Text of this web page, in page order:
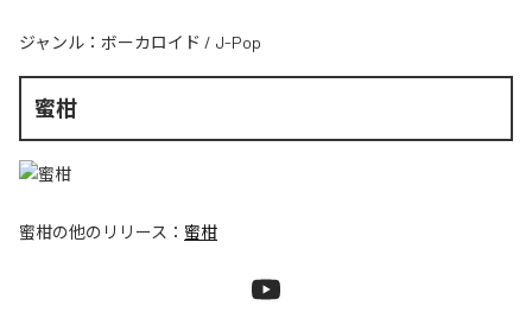
ジャンル： ボーカロイド / J-Pop
蜜柑
蜜柑の他のリリース： 蜜柑